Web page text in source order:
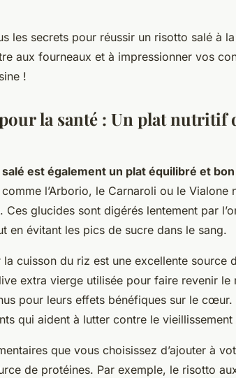
les secrets pour réussir un risotto salé à
aux fourneaux et à impressionner vos
!
la santé : Un plat nutritif
est également un plat équilibré et
l’Arborio, le Carnaroli ou le Vialone
glucides sont digérés lentement par
en évitant les pics de sucre dans le sang.
cuisson du riz est une excellente source
extra vierge utilisée pour faire revenir le
pour leurs effets bénéfiques sur le cœur.
qui aident à lutter contre le vieillissement
que vous choisissez d’ajouter à
de protéines. Par exemple, le risotto